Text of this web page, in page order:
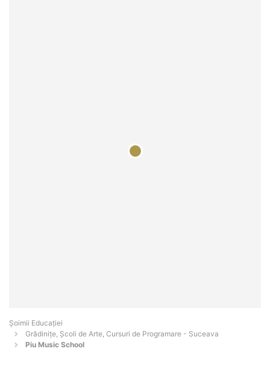
Șoimii Educației
Grădinițe, Școli de Arte, Cursuri de Programare - Suceava
Piu Music School